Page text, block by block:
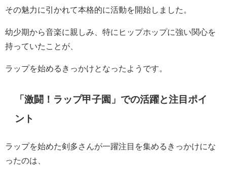
その魅力に引かれて本格的に活動を開始しました。
幼少期から音楽に親しみ、特にヒップホップに強い関心を
持っていたことが、
ラップを始めるきっかけとなったようです。
「激闘！ラップ甲子園」での活躍と注目ポイ
ント
ラップを始めた剣多さんが一躍注目を集めるきっかけにな
ったのは、